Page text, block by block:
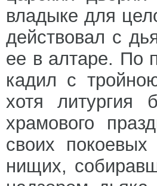
владыке для
действовал с
ее в алтаре. По
кадил с
хотя литургия
храмового
своих
нищих,